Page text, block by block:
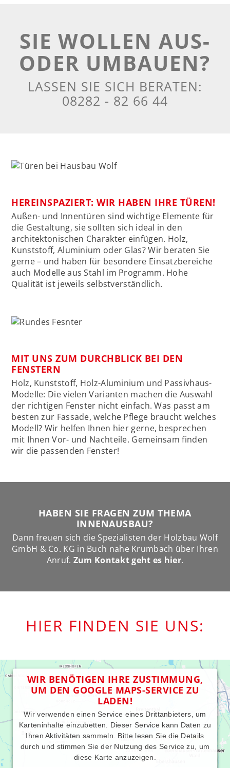
SIE WOLLEN AUS-
ODER UMBAUEN?
LASSEN SIE SICH BERATEN:
08282 - 82 66 44
HEREINSPAZIERT: WIR HABEN IHRE TÜREN!
Außen- und Innentüren sind wichtige Elemente für
die Gestaltung, sie sollten sich ideal in den
architektonischen Charakter einfügen. Holz,
Kunststoff, Aluminium oder Glas? Wir beraten Sie
gerne – und haben für besondere Einsatzbereiche
auch Modelle aus Stahl im Programm. Hohe
Qualität ist jeweils selbstverständlich.
MIT UNS ZUM DURCHBLICK BEI DEN
FENSTERN
Holz, Kunststoff, Holz-Aluminium und Passivhaus-
Modelle: Die vielen Varianten machen die Auswahl
der richtigen Fenster nicht einfach. Was passt am
besten zur Fassade, welche Pflege braucht welches
Modell? Wir helfen Ihnen hier gerne, besprechen
mit Ihnen Vor- und Nachteile. Gemeinsam finden
wir die passenden Fenster!
HABEN SIE FRAGEN ZUM THEMA
INNENAUSBAU?
Dann freuen sich die Spezialisten der Holzbau Wolf
GmbH & Co. KG in Buch nahe Krumbach über Ihren
Anruf. Zum Kontakt geht es hier.
HIER FINDEN SIE UNS:
WIR BENÖTIGEN IHRE ZUSTIMMUNG,
UM DEN GOOGLE MAPS-SERVICE ZU
LADEN!
Wir verwenden einen Service eines Drittanbieters, um
Karteninhalte einzubetten. Dieser Service kann Daten zu
Ihren Aktivitäten sammeln. Bitte lesen Sie die Details
durch und stimmen Sie der Nutzung des Service zu, um
diese Karte anzuzeigen.